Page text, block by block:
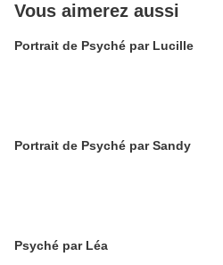
Vous aimerez aussi
Portrait de Psyché par Lucille
Portrait de Psyché par Sandy
Psyché par Léa